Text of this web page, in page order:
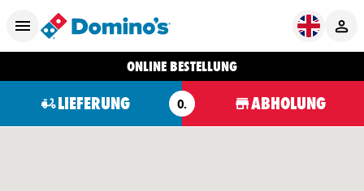
ONLINE BESTELLUNG
LIEFERUNG O. ABHOLUNG